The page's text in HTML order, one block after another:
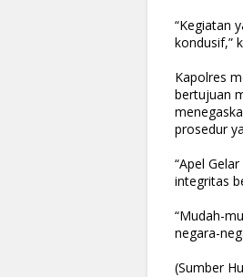
“Kegiatan
kondusif,”
Kapolres
bertujuan
prosedur
“Apel
integritas
“Mudah-
negara-
(Sumber